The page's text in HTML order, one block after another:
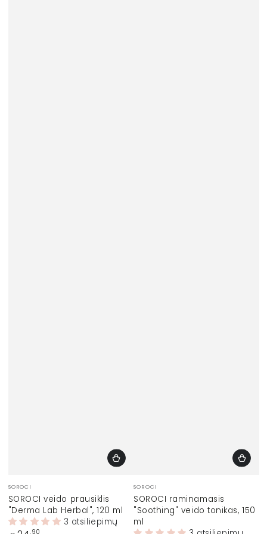
Prekinis
ženklas:
SOROCI
SOROCI veido prausiklis
"Derma Lab Herbal", 120 ml
3 atsiliepimų
,90
Prekinis
ženklas:
SOROCI
SOROCI raminamasis
"Soothing" veido tonikas, 150
ml